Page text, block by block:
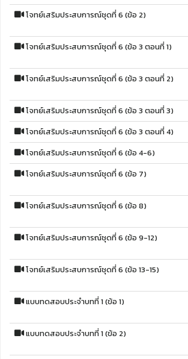
โจทย์เสริมประสบการณ์ชุดที่ 6 (ข้อ 2)
โจทย์เสริมประสบการณ์ชุดที่ 6 (ข้อ 3 ตอนที่ 1)
โจทย์เสริมประสบการณ์ชุดที่ 6 (ข้อ 3 ตอนที่ 2)
โจทย์เสริมประสบการณ์ชุดที่ 6 (ข้อ 3 ตอนที่ 3)
โจทย์เสริมประสบการณ์ชุดที่ 6 (ข้อ 3 ตอนที่ 4)
โจทย์เสริมประสบการณ์ชุดที่ 6 (ข้อ 4-6)
โจทย์เสริมประสบการณ์ชุดที่ 6 (ข้อ 7)
โจทย์เสริมประสบการณ์ชุดที่ 6 (ข้อ 8)
โจทย์เสริมประสบการณ์ชุดที่ 6 (ข้อ 9-12)
โจทย์เสริมประสบการณ์ชุดที่ 6 (ข้อ 13-15)
แบบทดสอบประจำบทที่ 1 (ข้อ 1)
แบบทดสอบประจำบทที่ 1 (ข้อ 2)